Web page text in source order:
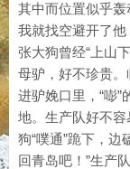
其中而位置似乎轰
我就找空避开了他
张大狗曾经“上山
母驴，好不珍贵
进驴娩口里，“嘭
地。生产队好不
狗“噗通”跪下，
回青岛吧！”生产